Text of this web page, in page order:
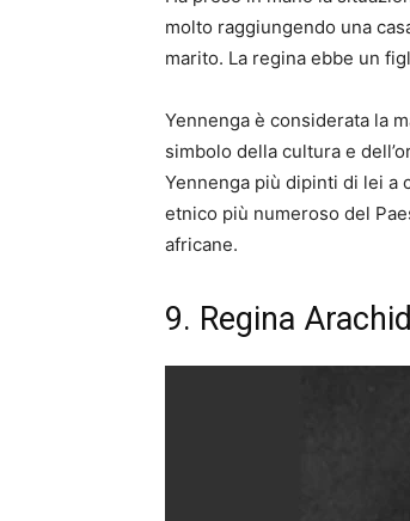
molto raggiungendo una
marito. La regina ebbe un
Yennenga è considerata la
simbolo della cultura e
Yennenga più dipinti di lei a
etnico più numeroso del
africane.
9. Regina